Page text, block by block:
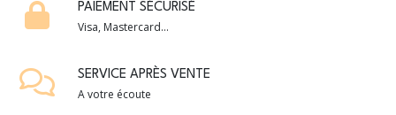
PAIEMENT SÉCURISÉ
Visa, Mastercard...
SERVICE APRÈS VENTE
A votre écoute